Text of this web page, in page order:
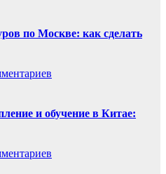
по Москве: как сделать
и обучение в Китае: